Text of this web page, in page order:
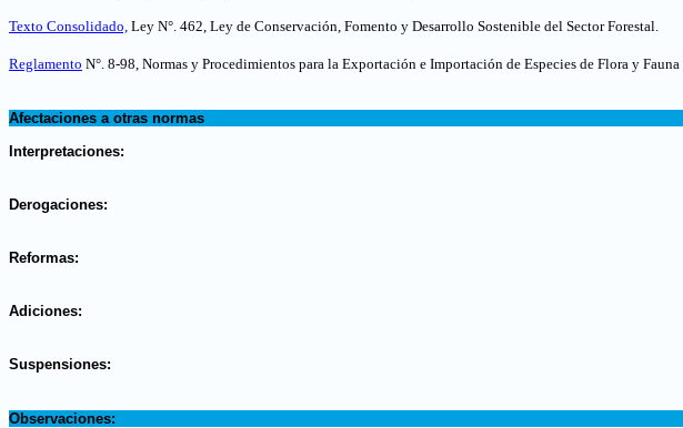
Texto Consolidado, Ley N°. 462, Ley de Conservación, Fomento y Desarrollo Sostenible del Sector Forestal.
Reglamento N°. 8-98, Normas y Procedimientos para la Exportación e Importación de Especies de Flora y
Afectaciones a otras normas
Interpretaciones:
Derogaciones:
Reformas:
Adiciones:
Suspensiones:
Observaciones: